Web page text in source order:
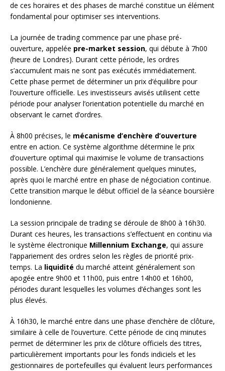
de ces horaires et des phases de marché constitue un élément
fondamental pour optimiser ses interventions.
La journée de trading commence par une phase pré-
ouverture, appelée pre-market session, qui débute à 7h00
(heure de Londres). Durant cette période, les ordres
s’accumulent mais ne sont pas exécutés immédiatement.
Cette phase permet de déterminer un prix d’équilibre pour
l’ouverture officielle. Les investisseurs avisés utilisent cette
période pour analyser l’orientation potentielle du marché en
observant le carnet d’ordres.
À 8h00 précises, le mécanisme d’enchère d’ouverture
entre en action. Ce système algorithme détermine le prix
d’ouverture optimal qui maximise le volume de transactions
possible. L’enchère dure généralement quelques minutes,
après quoi le marché entre en phase de négociation continue.
Cette transition marque le début officiel de la séance boursière
londonienne.
La session principale de trading se déroule de 8h00 à 16h30.
Durant ces heures, les transactions s’effectuent en continu via
le système électronique Millennium Exchange, qui assure
l’appariement des ordres selon les règles de priorité prix-
temps. La liquidité du marché atteint généralement son
apogée entre 9h00 et 11h00, puis entre 14h00 et 16h00,
périodes durant lesquelles les volumes d’échanges sont les
plus élevés.
À 16h30, le marché entre dans une phase d’enchère de clôture,
similaire à celle de l’ouverture. Cette période de cinq minutes
permet de déterminer les prix de clôture officiels des titres,
particulièrement importants pour les fonds indiciels et les
gestionnaires de portefeuilles qui évaluent leurs performances